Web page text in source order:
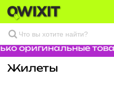
оригинальные товары
Жилеты